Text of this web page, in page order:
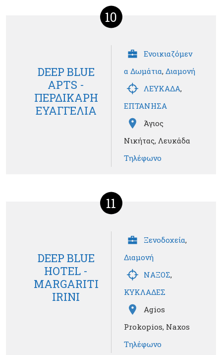
10
DEEP BLUE
APTS -
ΠΕΡΔΙΚΑΡΗ
ΕΥΑΓΓΕΛΙΑ
Ενοικιαζόμεν
α Δωμάτια, Διαμονή
ΛΕΥΚΑΔΑ,
ΕΠΤΑΝΗΣΑ
Άγιος
Νικήτας, Λευκάδα
Τηλέφωνο
11
DEEP BLUE
HOTEL -
MARGARITI
IRINI
Ξενοδοχεία,
Διαμονή
ΝΑΞΟΣ,
ΚΥΚΛΑΔΕΣ
Agios
Prokopios, Naxos
Τηλέφωνο